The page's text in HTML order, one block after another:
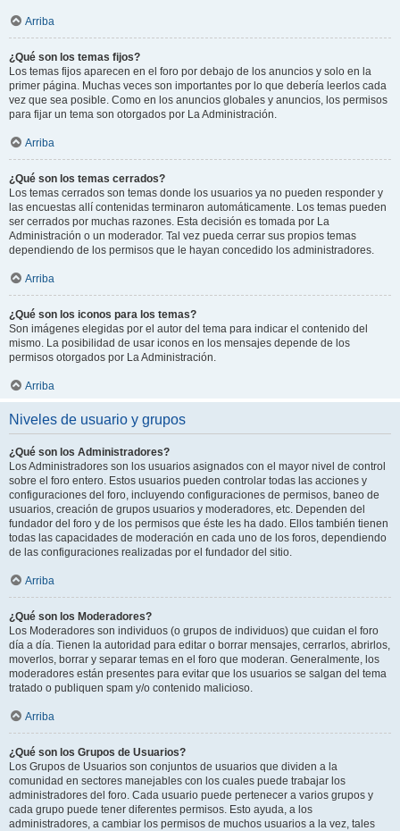
Arriba
¿Qué son los temas fijos?
Los temas fijos aparecen en el foro por debajo de los anuncios y solo en la
primer página. Muchas veces son importantes por lo que debería leerlos cada
vez que sea posible. Como en los anuncios globales y anuncios, los permisos
para fijar un tema son otorgados por La Administración.
Arriba
¿Qué son los temas cerrados?
Los temas cerrados son temas donde los usuarios ya no pueden responder y
las encuestas allí contenidas terminaron automáticamente. Los temas pueden
ser cerrados por muchas razones. Esta decisión es tomada por La
Administración o un moderador. Tal vez pueda cerrar sus propios temas
dependiendo de los permisos que le hayan concedido los administradores.
Arriba
¿Qué son los iconos para los temas?
Son imágenes elegidas por el autor del tema para indicar el contenido del
mismo. La posibilidad de usar iconos en los mensajes depende de los
permisos otorgados por La Administración.
Arriba
Niveles de usuario y grupos
¿Qué son los Administradores?
Los Administradores son los usuarios asignados con el mayor nivel de control
sobre el foro entero. Estos usuarios pueden controlar todas las acciones y
configuraciones del foro, incluyendo configuraciones de permisos, baneo de
usuarios, creación de grupos usuarios y moderadores, etc. Dependen del
fundador del foro y de los permisos que éste les ha dado. Ellos también tienen
todas las capacidades de moderación en cada uno de los foros, dependiendo
de las configuraciones realizadas por el fundador del sitio.
Arriba
¿Qué son los Moderadores?
Los Moderadores son individuos (o grupos de individuos) que cuidan el foro
día a día. Tienen la autoridad para editar o borrar mensajes, cerrarlos, abrirlos,
moverlos, borrar y separar temas en el foro que moderan. Generalmente, los
moderadores están presentes para evitar que los usuarios se salgan del tema
tratado o publiquen spam y/o contenido malicioso.
Arriba
¿Qué son los Grupos de Usuarios?
Los Grupos de Usuarios son conjuntos de usuarios que dividen a la
comunidad en sectores manejables con los cuales puede trabajar los
administradores del foro. Cada usuario puede pertenecer a varios grupos y
cada grupo puede tener diferentes permisos. Esto ayuda, a los
administradores, a cambiar los permisos de muchos usuarios a la vez, tales